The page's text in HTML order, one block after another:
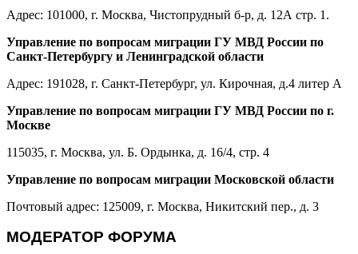
Адрес: 101000, г. Москва, Чистопрудный б-р, д. 12А стр. 1.
Управление по вопросам миграции ГУ МВД России по
Санкт-Петербургу и Ленинградской области
Адрес: 191028, г. Санкт-Петербург, ул. Кирочная, д.4 литер А
Управление по вопросам миграции ГУ МВД России по г.
Москве
115035, г. Москва, ул. Б. Ордынка, д. 16/4, стр. 4
Управление по вопросам миграции Московской области
Почтовый адрес: 125009, г. Москва, Никитский пер., д. 3
МОДЕРАТОР ФОРУМА